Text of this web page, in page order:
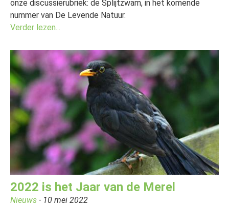
onze discussierubriek: de Splijtzwam, in het komende
nummer van De Levende Natuur.
Verder lezen...
2022 is het Jaar van de Merel
Nieuws - 10 mei 2022